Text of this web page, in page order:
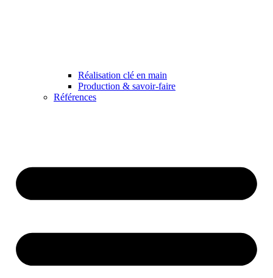
Réalisation clé en main
Production & savoir-faire
Références